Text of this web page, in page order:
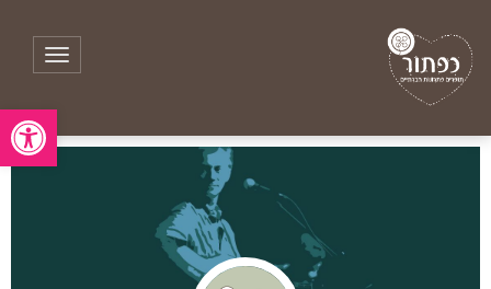
פתח
תפריט